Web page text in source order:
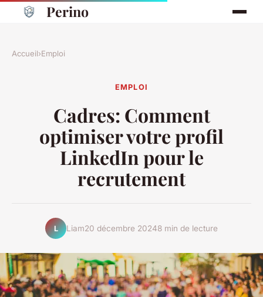
Perino
Accueil›Emploi
EMPLOI
Cadres: Comment
optimiser votre profil
LinkedIn pour le
recrutement
L Liam20 décembre 20248 min de lecture